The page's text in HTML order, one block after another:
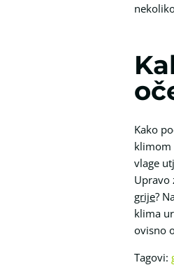
Kako
klimom
vlage
Upravo
grije?
klima
ovisno
Tagovi: